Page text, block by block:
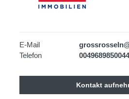
E-Mail
Telefon
Kontakt